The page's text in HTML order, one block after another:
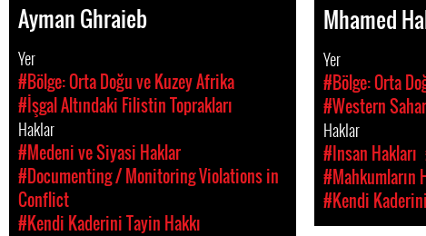
Ayman Ghraieb
Yer
#Bölge: Orta Doğu ve Kuzey Afrika
#İşgal Altındaki Filistin Toprakları
Haklar
#Medeni ve Siyasi Haklar
#Documenting / Monitoring Violations in
Conflict
#Kendi Kaderini Tayin Hakkı
Mhamed
Yer
#Bölge: Orta
#Western
Haklar
#Insan Hakları
#Mahkumların
#Kendi